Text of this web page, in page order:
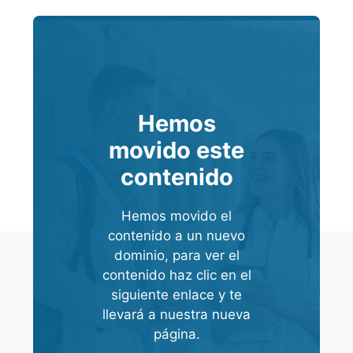
Hemos
movido este
contenido
Hemos movido el
contenido a un nuevo
dominio, para ver el
contenido haz clic en el
siguiente enlace y te
llevará a nuestra nueva
página.